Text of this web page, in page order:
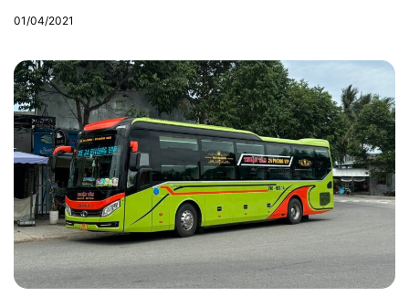
01/04/2021